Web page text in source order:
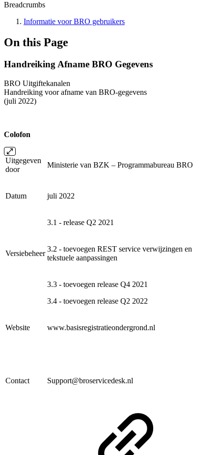
Breadcrumbs
Informatie voor BRO gebruikers
On this Page
Handreiking Afname BRO Gegevens
BRO Uitgiftekanalen
Handreiking voor afname van BRO-gegevens
(juli 2022)
Colofon
Uitgegeven
door
Ministerie van BZK – Programmabureau BRO
Datum juli 2022
Versiebeheer
3.1 - release Q2 2021
3.2 - toevoegen REST service verwijzingen en
tekstuele aanpassingen
3.3 - toevoegen release Q4 2021
3.4 - toevoegen release Q2 2022
Website www.basisregistratieondergrond.nl
Contact Support@broservicedesk.nl